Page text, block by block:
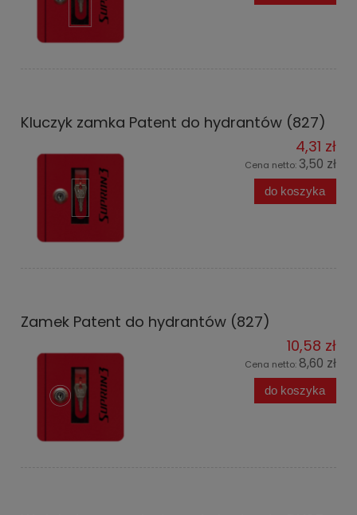
Kluczyk zamka Patent do hydrantów (827)
4,31 zł
Cena netto: 3,50 zł
do koszyka
Zamek Patent do hydrantów (827)
10,58 zł
Cena netto: 8,60 zł
do koszyka